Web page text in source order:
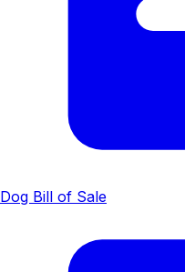
Dog Bill of Sale